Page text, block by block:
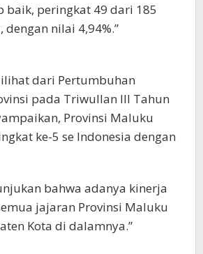
baik, peringkat 49 dari 185
nilai 4,94%.”
dari Pertumbuhan
pada Triwullan III Tahun
Provinsi Maluku
ke-5 se Indonesia dengan
bahwa adanya kinerja
jajaran Provinsi Maluku
Kota di dalamnya.”